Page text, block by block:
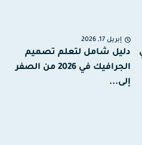
إبريل 17, 2026
دليل شامل لتعلم تصميم
الجرافيك في 2026 من الصفر
إلى...